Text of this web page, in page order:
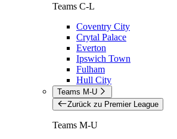
Teams C-L
Coventry City
Crytal Palace
Everton
Ipswich Town
Fulham
Hull City
Teams M-U
Zurück zu Premier League
Teams M-U